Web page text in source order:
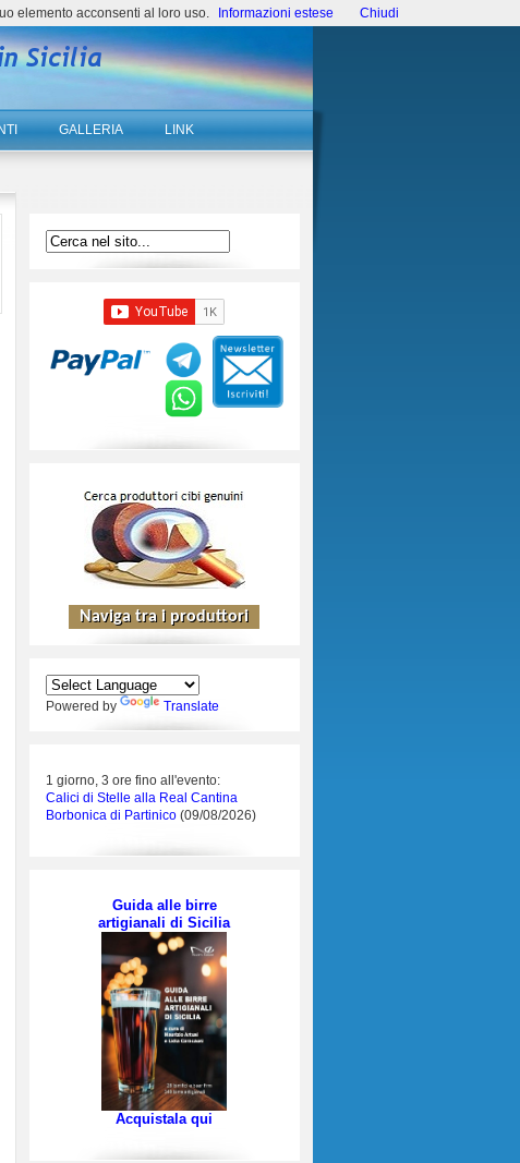
GALLERIA LINK
Powered by Translate
1 giorno, 3 ore fino all'evento:
Calici di Stelle alla Real Cantina
Borbonica di Partinico (09/08/2026)
Guida alle birre
artigianali di Sicilia
Acquistala qui
elemento acconsenti al loro uso. Informazioni estese Chiudi